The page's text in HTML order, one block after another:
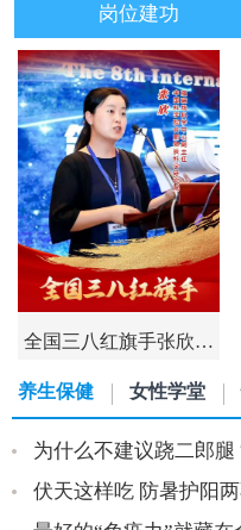
岗位建功
全国三八红旗手张欣…
养生保健 女性学堂
为什么不建议跷二郎腿
伏天这样吃 防暑护阳